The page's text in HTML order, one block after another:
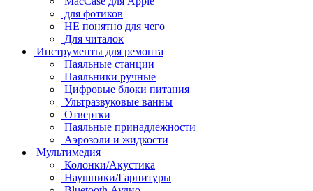
для фотиков
НЕ понятно для чего
Для читалок
Инструменты для ремонта
Паяльные станции
Паяльники ручные
Цифровые блоки питания
Ультразвуковые ванны
Отвертки
Паяльные принадлежности
Аэрозоли и жидкости
Мультимедия
Колонки/Акустика
Наушники/Гарнитуры